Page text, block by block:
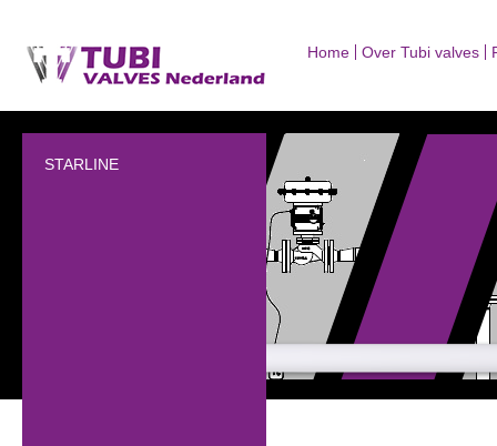
Home Over Tubi valves
STARLINE